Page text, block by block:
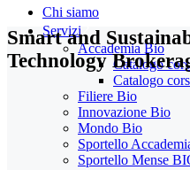
Chi siamo
Servizi
Accademia Bio
Catalogo
Catalogo
Filiere Bio
Innovazione Bio
Mondo Bio
Sportello
Sportello Mense
Smart and
Technology